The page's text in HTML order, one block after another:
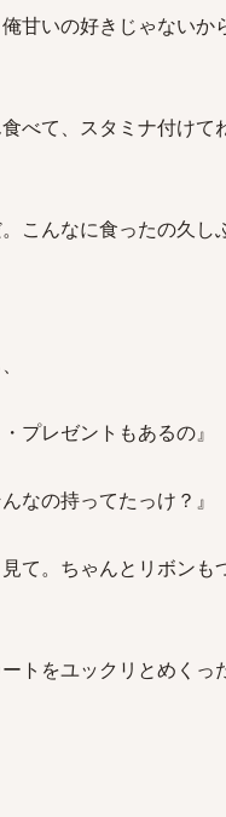
甘いの好きじゃないか
べて、スタミナ付けて
こんなに食ったの久し
プレゼントもあるの』
なの持ってたっけ？』
て。ちゃんとリボンも
トをユックリとめくっ